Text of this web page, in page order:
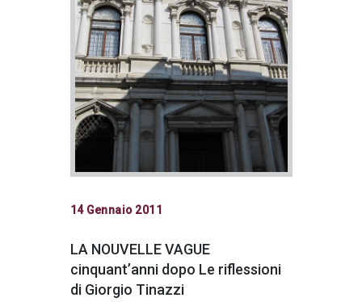
14 Gennaio 2011
LA NOUVELLE VAGUE
cinquant’anni dopo Le riflessioni
di Giorgio Tinazzi
Acconsento
all'uso dei
miei dati
personali in
accordo
con il
decreto
196/03
Registrazione